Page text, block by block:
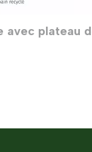
avec plateau